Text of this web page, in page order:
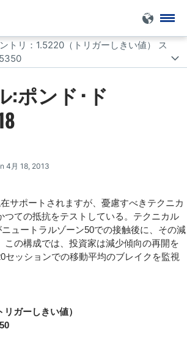
トリ：1.5220（トリガーしきい値） ス
:ポンド･ド
4月 18, 2013
サポートされますが、憂慮すべきテクニカ
つての抵抗をテストしている。テクニカル
ュートラルゾーン50での接触後に、その減
この構成では、投資家は減少傾向の再開を
セッションでの移動平均のブレイクを監視
ガーしきい値）